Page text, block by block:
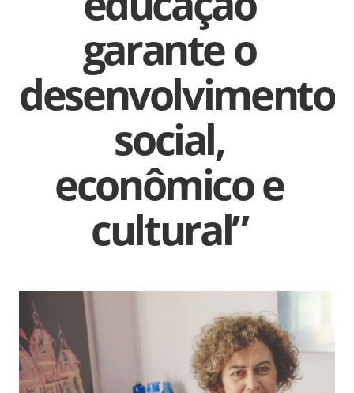
garante o
desenvolvimento
social,
econômico e
cultural”